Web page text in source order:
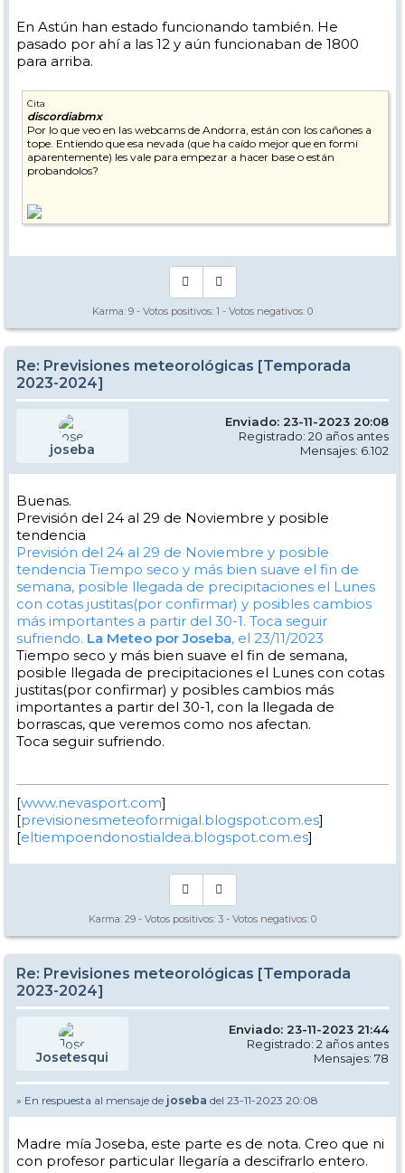
En Astún han estado funcionando también. He
pasado por ahí a las 12 y aún funcionaban de 1800
para arriba.
Cita
discordiabmx
Por lo que veo en las webcams de Andorra, están con los cañones a
tope. Entiendo que esa nevada (que ha caído mejor que en formi
aparentemente) les vale para empezar a hacer base o están
probandolos?
Karma: 9 - Votos positivos: 1 - Votos negativos: 0
Re: Previsiones meteorológicas [Temporada
2023-2024]
joseba
Enviado: 23-11-2023 20:08
Registrado: 20 años antes
Mensajes: 6.102
Buenas.
Previsión del 24 al 29 de Noviembre y posible
tendencia
Previsión del 24 al 29 de Noviembre y posible
tendencia Tiempo seco y más bien suave el fin de
semana, posible llegada de precipitaciones el Lunes
con cotas justitas(por confirmar) y posibles cambios
más importantes a partir del 30-1. Toca seguir
sufriendo. La Meteo por Joseba, el 23/11/2023
Tiempo seco y más bien suave el fin de semana,
posible llegada de precipitaciones el Lunes con cotas
justitas(por confirmar) y posibles cambios más
importantes a partir del 30-1, con la llegada de
borrascas, que veremos como nos afectan.
Toca seguir sufriendo.
[www.nevasport.com]
[previsionesmeteoformigal.blogspot.com.es]
[eltiempoendonostialdea.blogspot.com.es]
Karma: 29 - Votos positivos: 3 - Votos negativos: 0
Re: Previsiones meteorológicas [Temporada
2023-2024]
Josetesqui
Enviado: 23-11-2023 21:44
Registrado: 2 años antes
Mensajes: 78
» En respuesta al mensaje de joseba del 23-11-2023 20:08
Madre mía Joseba, este parte es de nota. Creo que ni
con profesor particular llegaría a descifrarlo entero.